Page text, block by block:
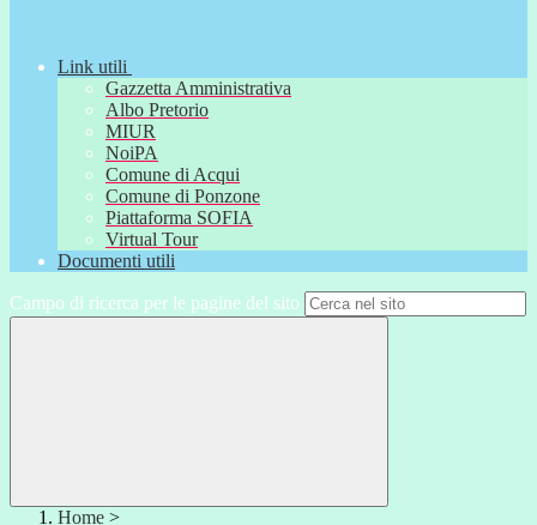
Link utili
Gazzetta Amministrativa
Albo Pretorio
MIUR
NoiPA
Comune di Acqui
Comune di Ponzone
Piattaforma SOFIA
Virtual Tour
Documenti utili
Campo di ricerca per le pagine del sito
Home >